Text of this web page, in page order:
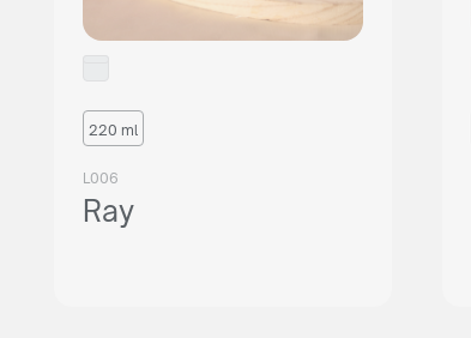
220 ml
L006
Ray